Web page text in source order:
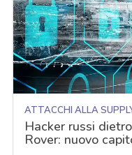
ATTACCHI ALLA
Hacker russi
Rover: nuovo